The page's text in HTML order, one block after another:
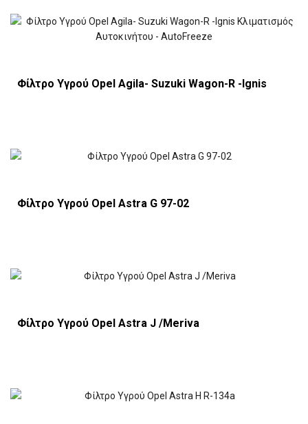
Φίλτρο Υγρού Opel Agila- Suzuki Wagon-R -Ignis
Φίλτρο Υγρού Opel Astra G 97-02
Φίλτρο Υγρού Opel Astra J /Meriva